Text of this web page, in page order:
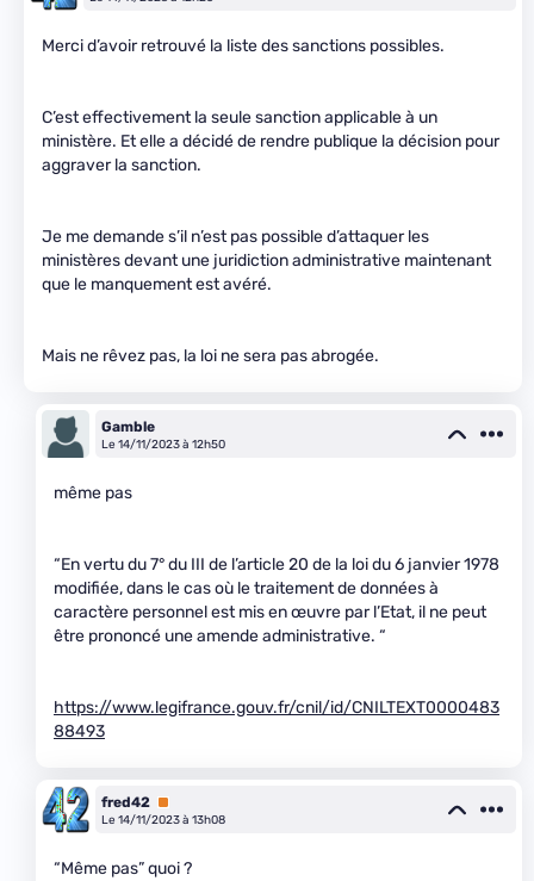
Merci d’avoir retrouvé la liste des sanctions possibles.
C’est effectivement la seule sanction applicable à un
ministère. Et elle a décidé de rendre publique la décision pour
aggraver la sanction.
Je me demande s’il n’est pas possible d’attaquer les
ministères devant une juridiction administrative maintenant
que le manquement est avéré.
Mais ne rêvez pas, la loi ne sera pas abrogée.
Gamble
Le 14/11/2023 à 12h50
même pas
“En vertu du 7° du III de l’article 20 de la loi du 6 janvier 1978
modifiée, dans le cas où le traitement de données à
caractère personnel est mis en œuvre par l’Etat, il ne peut
être prononcé une amende administrative. “
https://www.legifrance.gouv.fr/cnil/id/CNILTEXT0000483
88493
fred42 Premium
Le 14/11/2023 à 13h08
“Même pas” quoi ?